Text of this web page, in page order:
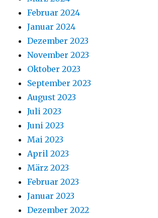
Februar 2024
Januar 2024
Dezember 2023
November 2023
Oktober 2023
September 2023
August 2023
Juli 2023
Juni 2023
Mai 2023
April 2023
März 2023
Februar 2023
Januar 2023
Dezember 2022